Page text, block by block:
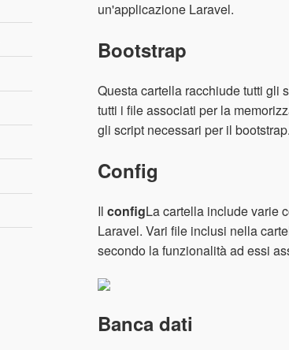
un'applicazione Laravel.
Bootstrap
Questa cartella racchiude tutti gli
tutti i file associati per la
gli script necessari per il bootstrap.
Config
IlconfigLa cartella include varie
Laravel. Vari file inclusi nella
secondo la funzionalità ad essi
Banca dati